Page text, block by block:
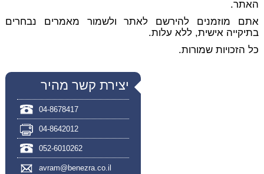
האתר.
אתם מוזמנים להירשם לאתר ולשמור מאמרים נבחרים
בתיקייה אישית, ללא עלות.
כל הזכויות שמורות.
יצירת קשר מהיר
04-8678417
04-8642012
052-6010262
avram@benezra.co.il